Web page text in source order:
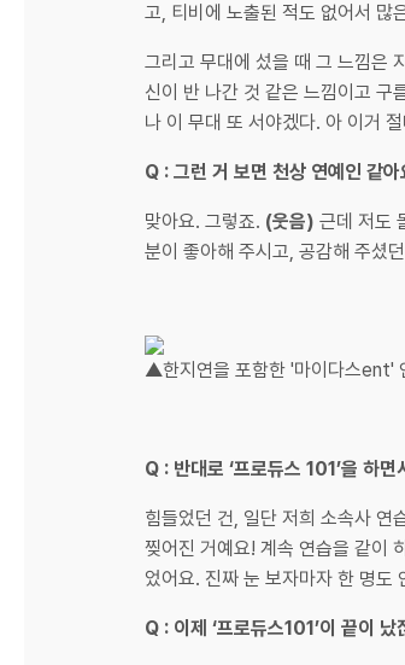
고, 티비에 노출된 적도 없어서 많
그리고 무대에 섰을 때 그 느낌은
신이 반 나간 것 같은 느낌이고 구
나 이 무대 또 서야겠다. 아 이거
Q : 그런 거 보면 천상 연예인 같
맞아요. 그렇죠. (웃음) 근데 저도
분이 좋아해 주시고, 공감해 주셨
▲한지연을 포함한 '마이다스ent'
Q : 반대로 ‘프로듀스 101’을 하
힘들었던 건, 일단 저희 소속사 연
찢어진 거예요! 계속 연습을 같이
었어요. 진짜 눈 보자마자 한 명도
Q : 이제 ‘프로듀스101’이 끝이